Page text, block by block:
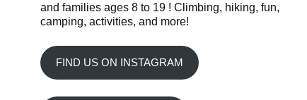
and families ages 8 to 19 ! Climbing, hiking, fun,
camping, activities, and more!
FIND US ON INSTAGRAM